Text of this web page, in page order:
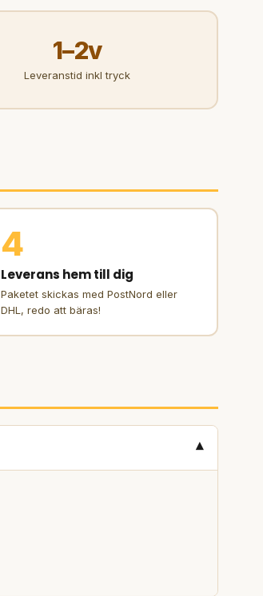
1–2v
Leveranstid inkl tryck
4
Leverans hem till dig
Paketet skickas med PostNord eller
DHL, redo att bäras!
▾